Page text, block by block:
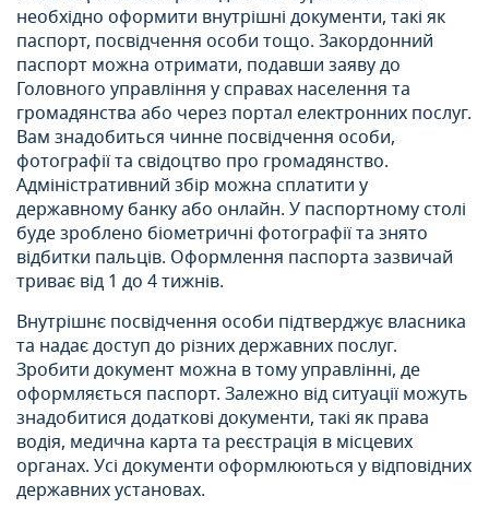
необхідно оформити внутрішні документи, такі як
паспорт, посвідчення особи тощо. Закордонний
паспорт можна отримати, подавши заяву до
Головного управління у справах населення та
громадянства або через портал електронних послуг.
Вам знадобиться чинне посвідчення особи,
фотографії та свідоцтво про громадянство.
Адміністративний збір можна сплатити у
державному банку або онлайн. У паспортному столі
буде зроблено біометричні фотографії та знято
відбитки пальців. Оформлення паспорта зазвичай
триває від 1 до 4 тижнів.
Внутрішнє посвідчення особи підтверджує власника
та надає доступ до різних державних послуг.
Зробити документ можна в тому управлінні, де
оформляється паспорт. Залежно від ситуації можуть
знадобитися додаткові документи, такі як права
водія, медична карта та реєстрація в місцевих
органах. Усі документи оформлюються у відповідних
державних установах.